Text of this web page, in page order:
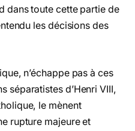
dans toute cette partie de
les décisions des
n’échappe pas à ces
séparatistes d’Henri VIII,
le mènent
rupture majeure et